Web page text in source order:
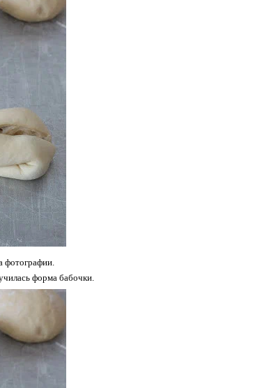
фотографии.
форма бабочки.